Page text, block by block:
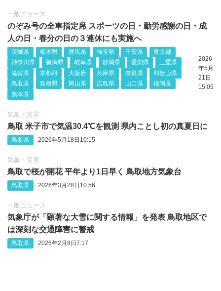
一般ニュース
のぞみ号の全車指定席 スポーツの日・勤労感謝の日・成
人の日・春分の日の３連休にも実施へ
茨城県 栃木県 群馬県 埼玉県 千葉県
東京都
神奈川県
新潟県 岐阜県 静岡県 愛知県
三重県
滋賀県
京都府 大阪府 兵庫県 奈良県
和歌山県
鳥取県
島根県 岡山県 広島県 山口県
福岡県
熊本県
2026
年5月
21日
15:05
気象・災害
鳥取 米子市で気温30.4℃を観測 県内ことし初の真夏日に
鳥取県 2026年5月18日10:15
気象・災害
鳥取で桜が開花 平年より1日早く 鳥取地方気象台
鳥取県 2026年3月28日10:56
一般ニュース
気象庁が「顕著な大雪に関する情報」を発表 鳥取地区で
は深刻な交通障害に警戒
鳥取県 2026年2月8日7:17